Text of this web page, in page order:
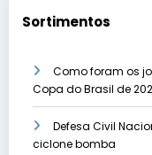
Sortimentos
Como foram os
Copa do Brasil de
Defesa Civil
ciclone bomba